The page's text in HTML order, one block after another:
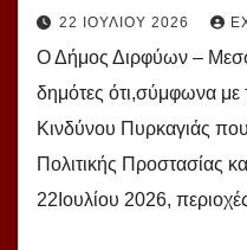
22 ΙΟΥΛΊΟΥ 2026
Ο Δήμος Διρφύων –
δημότες ότι,σύμφωνα
Κινδύνου Πυρκαγιάς
Πολιτικής Προστασίας
22Ιουλίου 2026,